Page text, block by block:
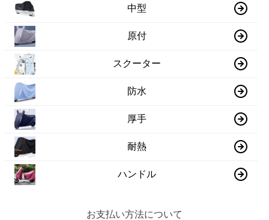
中型
原付
スクーター
防水
厚手
耐熱
ハンドル
お支払い方法について